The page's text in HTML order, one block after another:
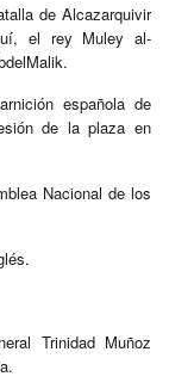
de Alcazarquivir
el rey Muley al-
española de
de la plaza en
Nacional de los
Trinidad Muñoz